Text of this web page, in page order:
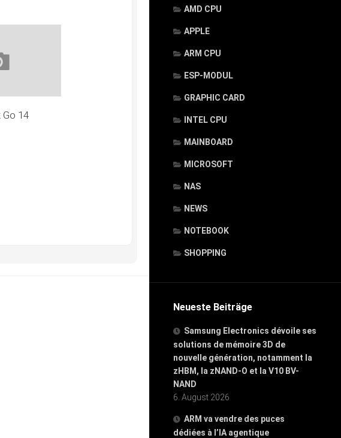
AMD CPU
APPLE
ARM CPU
ESP-MODUL
GRAPHIC CARD
INTEL CPU
MAINBOARD
MICROSOFT
NAS
NEWS
NOTEBOOK
SHOPPING
Neueste Beiträge
Samsung Electronics dévoile ses
solutions de mémoire 3D de
nouvelle génération, notamment la
zHBM, la zNAND-O et la V10 BV-
NAND
6. August 2026
ARM va vendre des puces
dédiées à l’IA agentique
14